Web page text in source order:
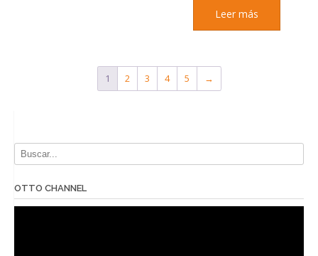
Leer más
1 2 3 4 5 →
OTTO CHANNEL